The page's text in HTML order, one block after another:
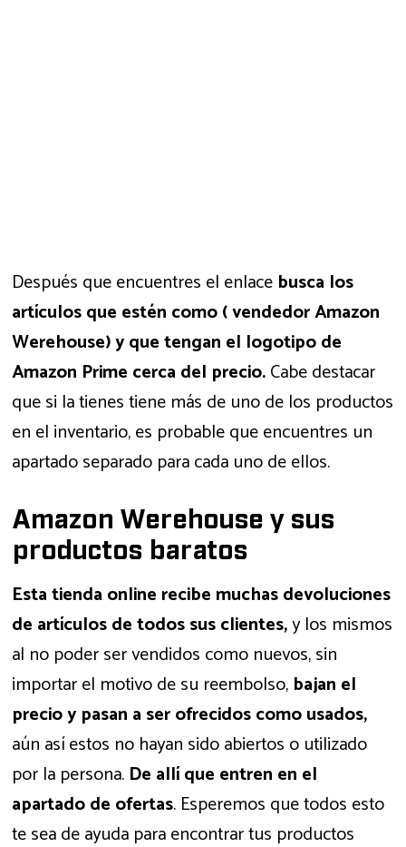
Después que encuentres el enlace busca los
artículos que estén como ( vendedor Amazon
Werehouse) y que tengan el logotipo de
Amazon Prime cerca del precio.Cabe destacar
que si la tienes tiene más de uno de los productos
en el inventario, es probable que encuentres un
apartado separado para cada uno de ellos.
Amazon Werehouse y sus
productos baratos
Esta tienda online recibe muchas devoluciones
de artículos de todos sus clientes,y los mismos
al no poder ser vendidos como nuevos, sin
importar el motivo de su reembolso, bajan el
precio y pasan a ser ofrecidos como usados,
aún así estos no hayan sido abiertos o utilizado
por la persona. De allí que entren en el
apartado de ofertas. Esperemos que todos esto
te sea de ayuda para encontrar tus productos